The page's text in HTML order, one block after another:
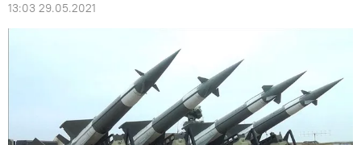
13:03 29.05.2021